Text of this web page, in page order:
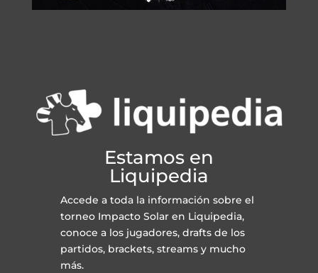
Estamos en
Liquipedia
Accede a toda la información sobre el
torneo Impacto Solar en Liquipedia,
conoce a los jugadores, drafts de los
partidos, brackets, streams y mucho
más.